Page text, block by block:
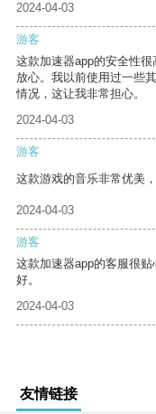
2024-04-03
游客
这款加速器app的安全性
放心。我以前使用过一些
情况，这让我非常担心。
2024-04-03
游客
这款游戏的音乐非常优美
2024-04-03
游客
这款加速器app的客服很
好。
2024-04-03
友情链接